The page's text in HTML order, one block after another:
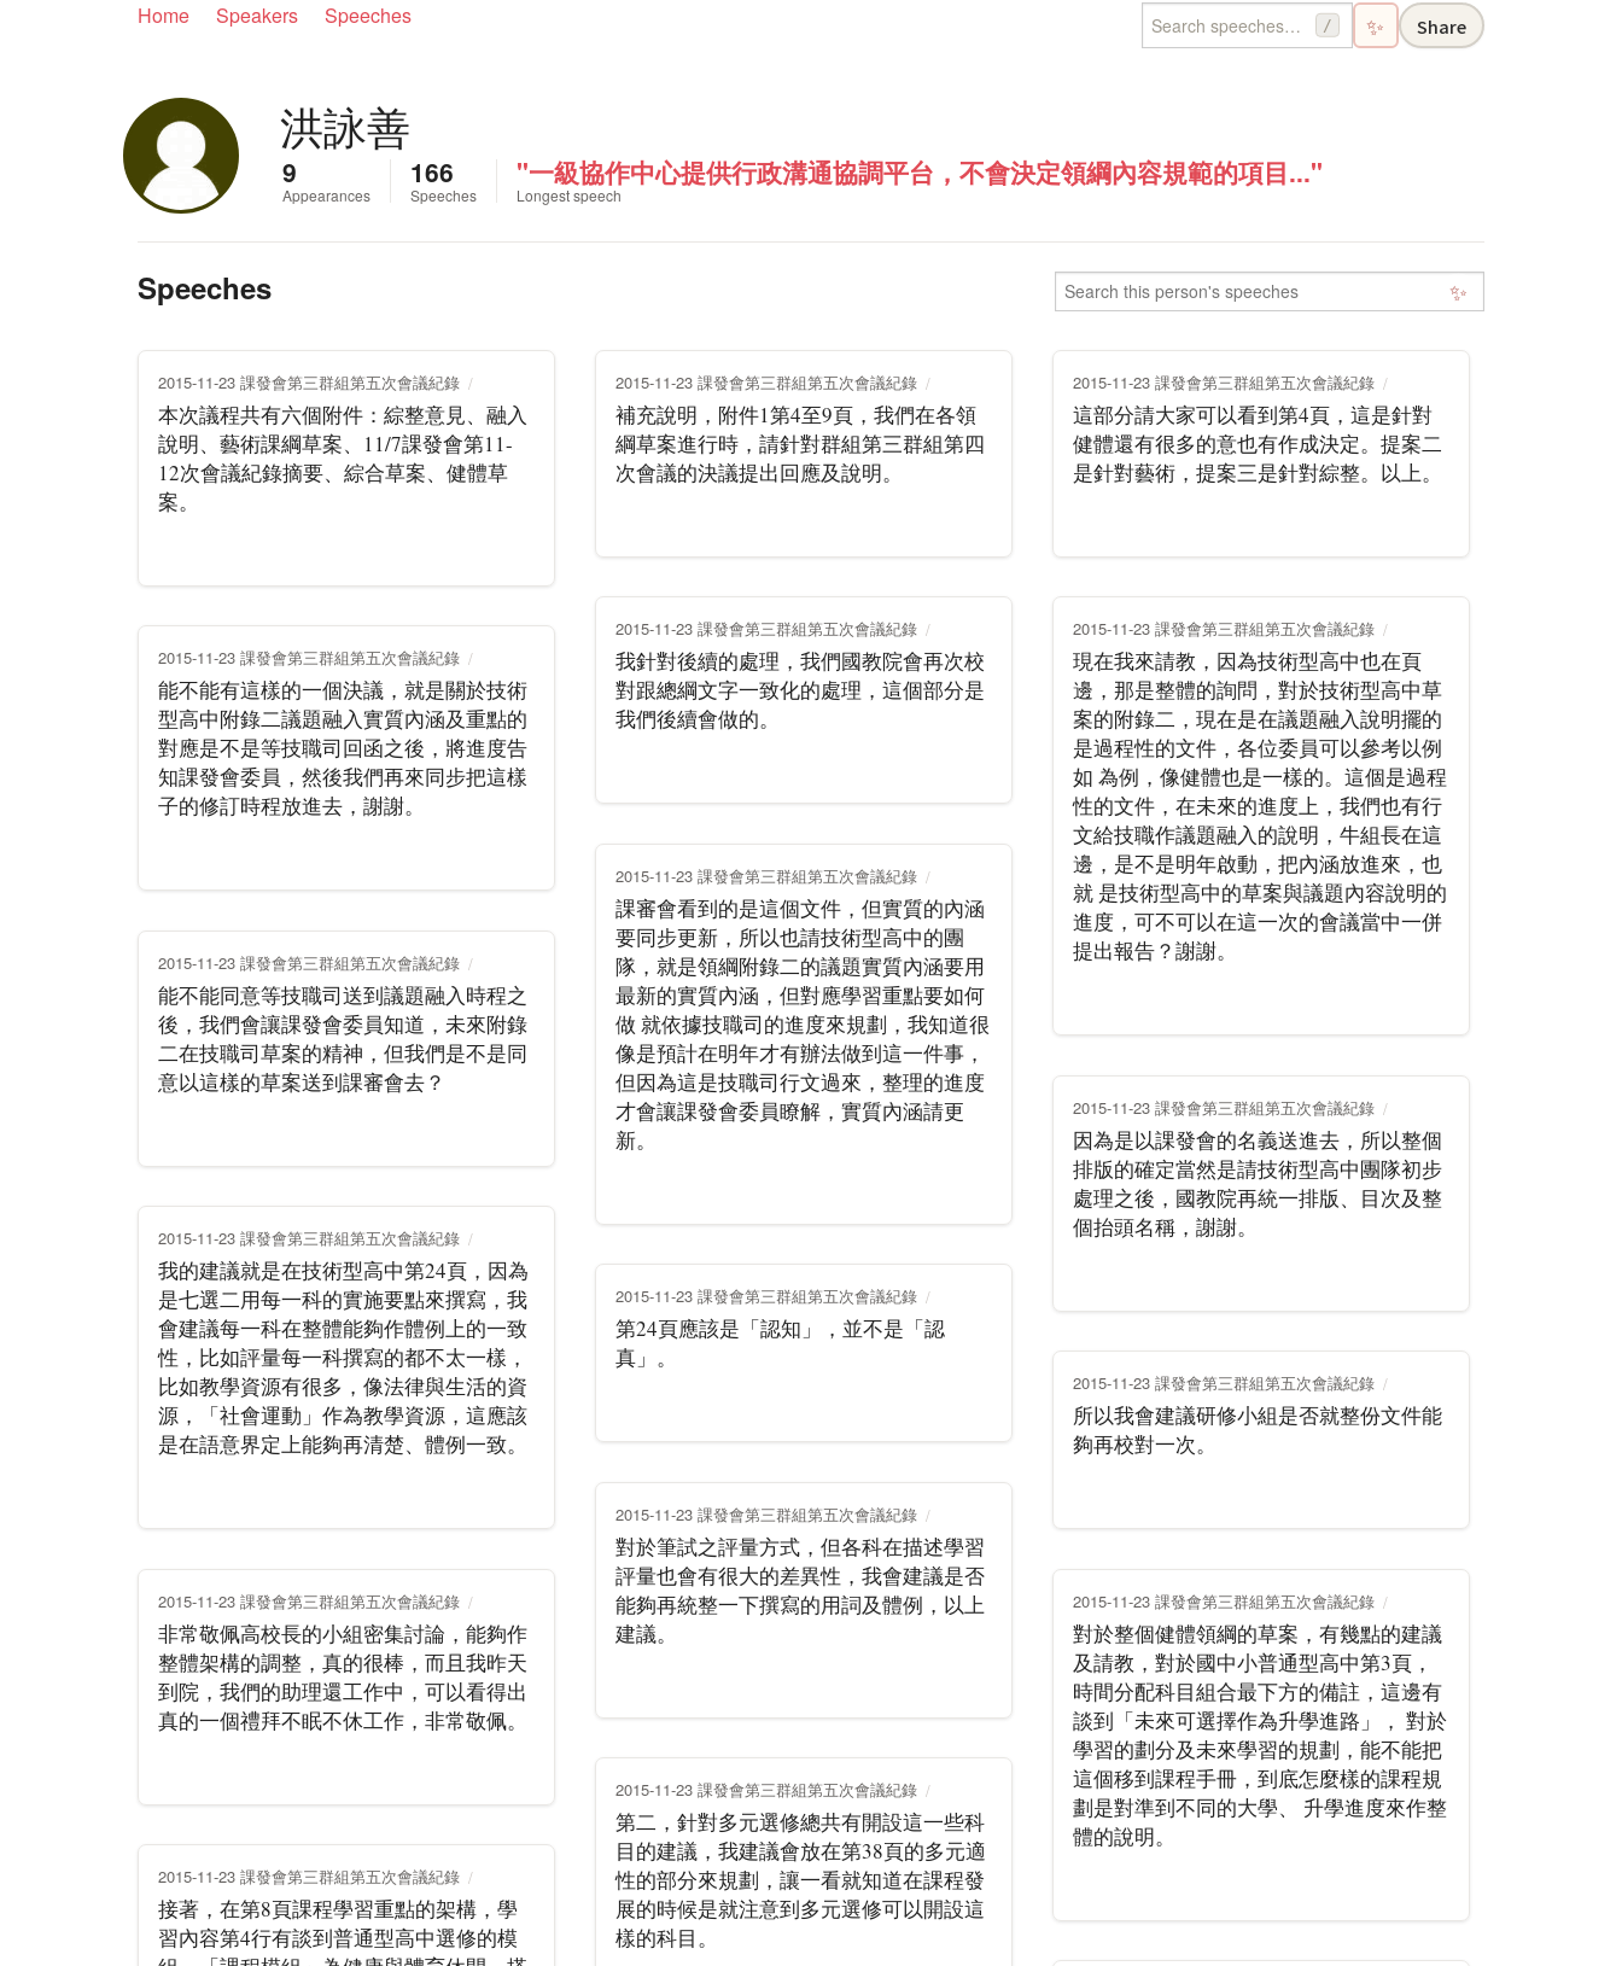
Home Speakers Speeches / ✨ Share
洪詠善
9
Appearances
166
Speeches
"一級協作中心提供行政溝通協調平台，不會決定領綱內容規範的項目..."
Longest speech
Speeches ✨
2015-11-23 課發會第三群組第五次會議紀錄
本次議程共有六個附件：綜整意見、融入
說明、藝術課綱草案、11/7課發會第11-
12次會議紀錄摘要、綜合草案、健體草
案。
2015-11-23 課發會第三群組第五次會議紀錄
補充說明，附件1第4至9頁，我們在各領
綱草案進行時，請針對群組第三群組第四
次會議的決議提出回應及說明。
2015-11-23 課發會第三群組第五次會議紀錄
這部分請大家可以看到第4頁，這是針對
健體還有很多的意也有作成決定。提案二
是針對藝術，提案三是針對綜整。以上。
2015-11-23 課發會第三群組第五次會議紀錄
我針對後續的處理，我們國教院會再次校
對跟總綱文字一致化的處理，這個部分是
我們後續會做的。
2015-11-23 課發會第三群組第五次會議紀錄
現在我來請教，因為技術型高中也在頁
邊，那是整體的詢問，對於技術型高中草
案的附錄二，現在是在議題融入說明擺的
是過程性的文件，各位委員可以參考以例
如 為例，像健體也是一樣的。這個是過程
性的文件，在未來的進度上，我們也有行
文給技職作議題融入的說明，牛組長在這
邊，是不是明年啟動，把內涵放進來，也
就 是技術型高中的草案與議題內容說明的
進度，可不可以在這一次的會議當中一併
提出報告？謝謝。
2015-11-23 課發會第三群組第五次會議紀錄
能不能有這樣的一個決議，就是關於技術
型高中附錄二議題融入實質內涵及重點的
對應是不是等技職司回函之後，將進度告
知課發會委員，然後我們再來同步把這樣
子的修訂時程放進去，謝謝。
2015-11-23 課發會第三群組第五次會議紀錄
課審會看到的是這個文件，但實質的內涵
要同步更新，所以也請技術型高中的團
隊，就是領綱附錄二的議題實質內涵要用
最新的實質內涵，但對應學習重點要如何
做 就依據技職司的進度來規劃，我知道很
像是預計在明年才有辦法做到這一件事，
但因為這是技職司行文過來，整理的進度
才會讓課發會委員瞭解，實質內涵請更
新。
2015-11-23 課發會第三群組第五次會議紀錄
能不能同意等技職司送到議題融入時程之
後，我們會讓課發會委員知道，未來附錄
二在技職司草案的精神，但我們是不是同
意以這樣的草案送到課審會去？
2015-11-23 課發會第三群組第五次會議紀錄
因為是以課發會的名義送進去，所以整個
排版的確定當然是請技術型高中團隊初步
處理之後，國教院再統一排版、目次及整
個抬頭名稱，謝謝。
2015-11-23 課發會第三群組第五次會議紀錄
我的建議就是在技術型高中第24頁，因為
是七選二用每一科的實施要點來撰寫，我
會建議每一科在整體能夠作體例上的一致
性，比如評量每一科撰寫的都不太一樣，
比如教學資源有很多，像法律與生活的資
源，「社會運動」作為教學資源，這應該
是在語意界定上能夠再清楚、體例一致。
2015-11-23 課發會第三群組第五次會議紀錄
第24頁應該是「認知」，並不是「認
真」。
2015-11-23 課發會第三群組第五次會議紀錄
所以我會建議研修小組是否就整份文件能
夠再校對一次。
2015-11-23 課發會第三群組第五次會議紀錄
對於筆試之評量方式，但各科在描述學習
評量也會有很大的差異性，我會建議是否
能夠再統整一下撰寫的用詞及體例，以上
建議。
2015-11-23 課發會第三群組第五次會議紀錄
非常敬佩高校長的小組密集討論，能夠作
整體架構的調整，真的很棒，而且我昨天
到院，我們的助理還工作中，可以看得出
真的一個禮拜不眠不休工作，非常敬佩。
2015-11-23 課發會第三群組第五次會議紀錄
對於整個健體領綱的草案，有幾點的建議
及請教，對於國中小普通型高中第3頁，
時間分配科目組合最下方的備註，這邊有
談到「未來可選擇作為升學進路」， 對於
學習的劃分及未來學習的規劃，能不能把
這個移到課程手冊，到底怎麼樣的課程規
劃是對準到不同的大學、 升學進度來作整
體的說明。
2015-11-23 課發會第三群組第五次會議紀錄
第二，針對多元選修總共有開設這一些科
目的建議，我建議會放在第38頁的多元適
性的部分來規劃，讓一看就知道在課程發
展的時候是就注意到多元選修可以開設這
樣的科目。
2015-11-23 課發會第三群組第五次會議紀錄
接著，在第8頁課程學習重點的架構，學
習內容第4行有談到普通型高中選修的模